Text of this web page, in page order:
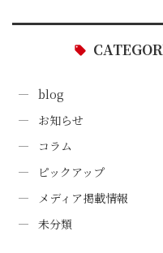
blog
お知らせ
コラム
ピックアップ
メディア掲載情報
未分類